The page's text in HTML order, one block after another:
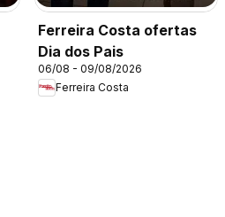
Ferreira Costa ofertas
Dia dos Pais
06/08 - 09/08/2026
Ferreira Costa